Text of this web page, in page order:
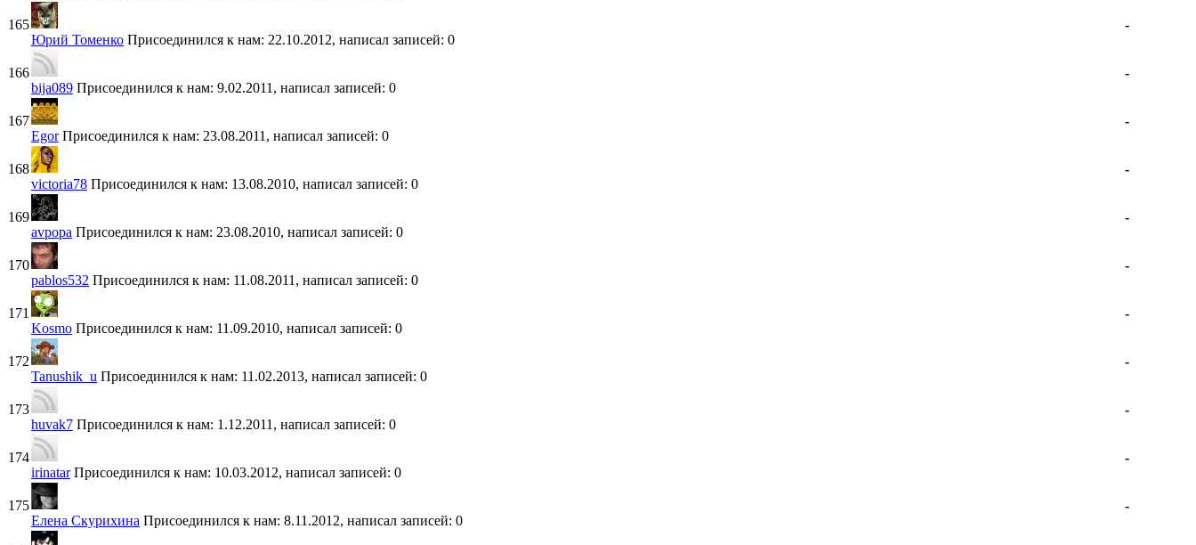
165
Юрий Томенко Присоединился к нам: 22.10.2012, написал записей: 0
-
166
bija089 Присоединился к нам: 9.02.2011, написал записей: 0
-
167
Egor Присоединился к нам: 23.08.2011, написал записей: 0
-
168
victoria78 Присоединился к нам: 13.08.2010, написал записей: 0
-
169
avpopa Присоединился к нам: 23.08.2010, написал записей: 0
-
170
pablos532 Присоединился к нам: 11.08.2011, написал записей: 0
-
171
Kosmo Присоединился к нам: 11.09.2010, написал записей: 0
-
172
Tanushik_u Присоединился к нам: 11.02.2013, написал записей: 0
-
173
huvak7 Присоединился к нам: 1.12.2011, написал записей: 0
-
174
irinatar Присоединился к нам: 10.03.2012, написал записей: 0
-
175
Елена Скурихина Присоединился к нам: 8.11.2012, написал записей: 0
-